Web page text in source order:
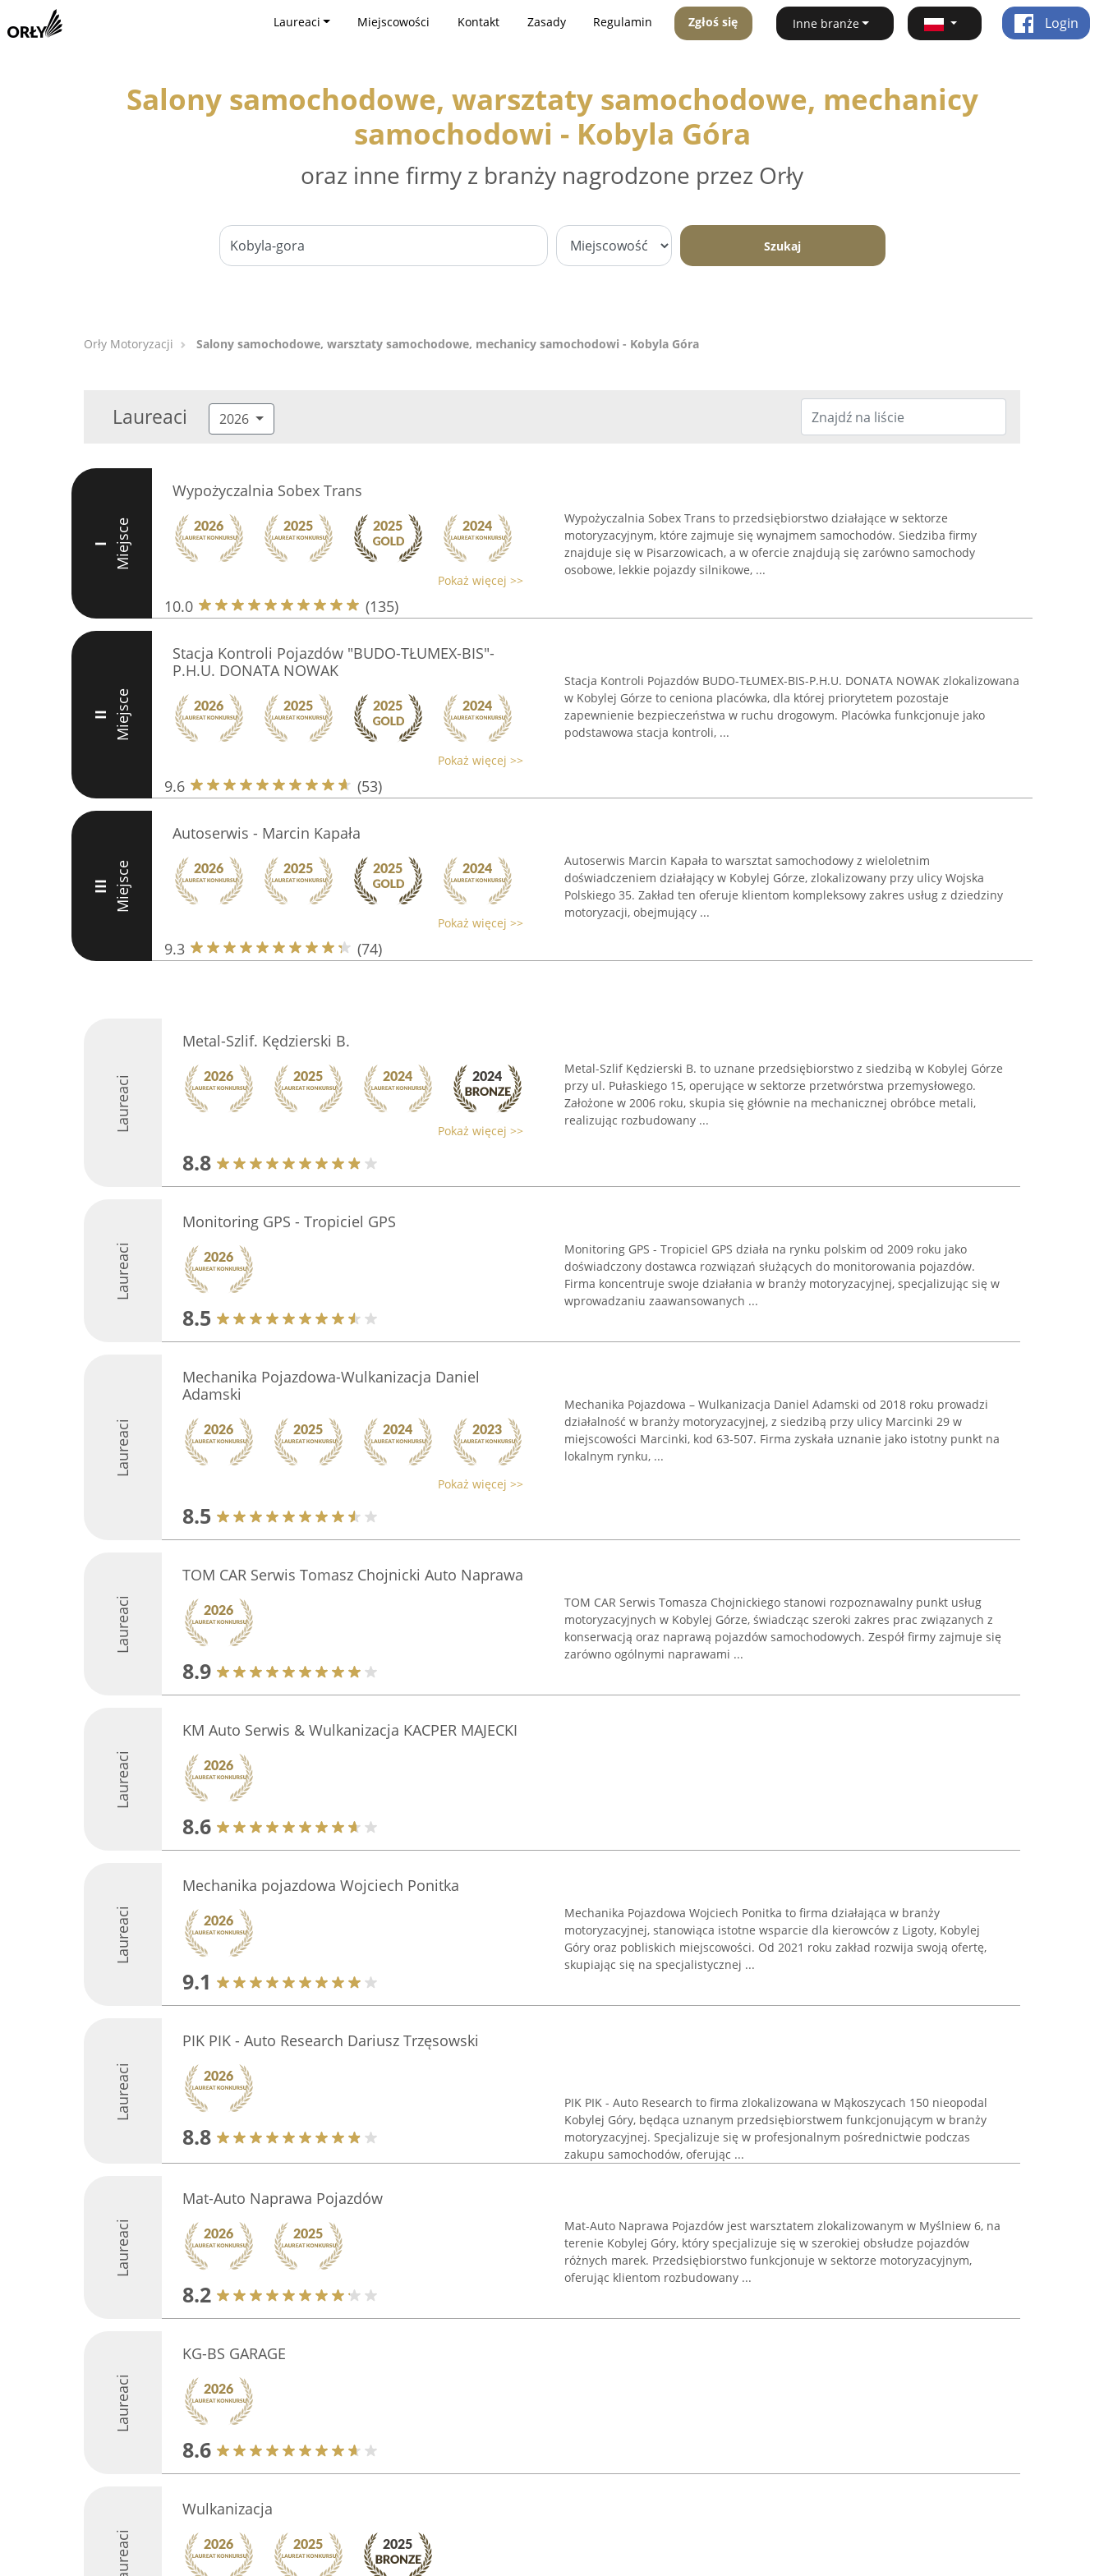
Laureaci Miejscowości Kontakt Zasady Regulamin Zgłoś się Inne branże Login
Salony samochodowe, warsztaty samochodowe, mechanicy
samochodowi - Kobyla Góra
oraz inne firmy z branży nagrodzone przez Orły
Szukaj
Orły Motoryzacji Salony samochodowe, warsztaty samochodowe, mechanicy samochodowi - Kobyla Góra
Laureaci 2026
I Miejsce
Wypożyczalnia Sobex Trans
Pokaż więcej >>
10.0 (135)
Wypożyczalnia Sobex Trans to przedsiębiorstwo działające w sektorze
motoryzacyjnym, które zajmuje się wynajmem samochodów. Siedziba firmy
znajduje się w Pisarzowicach, a w ofercie znajdują się zarówno samochody
osobowe, lekkie pojazdy silnikowe, ...
II Miejsce
Stacja Kontroli Pojazdów "BUDO-TŁUMEX-BIS"-
P.H.U. DONATA NOWAK
Pokaż więcej >>
9.6 (53)
Stacja Kontroli Pojazdów BUDO-TŁUMEX-BIS-P.H.U. DONATA NOWAK zlokalizowana
w Kobylej Górze to ceniona placówka, dla której priorytetem pozostaje
zapewnienie bezpieczeństwa w ruchu drogowym. Placówka funkcjonuje jako
podstawowa stacja kontroli, ...
III Miejsce
Autoserwis - Marcin Kapała
Pokaż więcej >>
9.3 (74)
Autoserwis Marcin Kapała to warsztat samochodowy z wieloletnim
doświadczeniem działający w Kobylej Górze, zlokalizowany przy ulicy Wojska
Polskiego 35. Zakład ten oferuje klientom kompleksowy zakres usług z dziedziny
motoryzacji, obejmujący ...
Laureaci
Metal-Szlif. Kędzierski B.
Pokaż więcej >>
8.8
Metal-Szlif Kędzierski B. to uznane przedsiębiorstwo z siedzibą w Kobylej Górze
przy ul. Pułaskiego 15, operujące w sektorze przetwórstwa przemysłowego.
Założone w 2006 roku, skupia się głównie na mechanicznej obróbce metali,
realizując rozbudowany ...
Laureaci
Monitoring GPS - Tropiciel GPS
8.5
Monitoring GPS - Tropiciel GPS działa na rynku polskim od 2009 roku jako
doświadczony dostawca rozwiązań służących do monitorowania pojazdów.
Firma koncentruje swoje działania w branży motoryzacyjnej, specjalizując się w
wprowadzaniu zaawansowanych ...
Laureaci
Mechanika Pojazdowa-Wulkanizacja Daniel
Adamski
Pokaż więcej >>
8.5
Mechanika Pojazdowa – Wulkanizacja Daniel Adamski od 2018 roku prowadzi
działalność w branży motoryzacyjnej, z siedzibą przy ulicy Marcinki 29 w
miejscowości Marcinki, kod 63-507. Firma zyskała uznanie jako istotny punkt na
lokalnym rynku, ...
Laureaci
TOM CAR Serwis Tomasz Chojnicki Auto Naprawa
8.9
TOM CAR Serwis Tomasza Chojnickiego stanowi rozpoznawalny punkt usług
motoryzacyjnych w Kobylej Górze, świadcząc szeroki zakres prac związanych z
konserwacją oraz naprawą pojazdów samochodowych. Zespół firmy zajmuje się
zarówno ogólnymi naprawami ...
Laureaci
KM Auto Serwis & Wulkanizacja KACPER MAJECKI
8.6
Laureaci
Mechanika pojazdowa Wojciech Ponitka
9.1
Mechanika Pojazdowa Wojciech Ponitka to firma działająca w branży
motoryzacyjnej, stanowiąca istotne wsparcie dla kierowców z Ligoty, Kobylej
Góry oraz pobliskich miejscowości. Od 2021 roku zakład rozwija swoją ofertę,
skupiając się na specjalistycznej ...
Laureaci
PIK PIK - Auto Research Dariusz Trzęsowski
8.8
PIK PIK - Auto Research to firma zlokalizowana w Mąkoszycach 150 nieopodal
Kobylej Góry, będąca uznanym przedsiębiorstwem funkcjonującym w branży
motoryzacyjnej. Specjalizuje się w profesjonalnym pośrednictwie podczas
zakupu samochodów, oferując ...
Laureaci
Mat-Auto Naprawa Pojazdów
8.2
Mat-Auto Naprawa Pojazdów jest warsztatem zlokalizowanym w Myślniew 6, na
terenie Kobylej Góry, który specjalizuje się w szerokiej obsłudze pojazdów
różnych marek. Przedsiębiorstwo funkcjonuje w sektorze motoryzacyjnym,
oferując klientom rozbudowany ...
Laureaci
KG-BS GARAGE
8.6
Laureaci
Wulkanizacja